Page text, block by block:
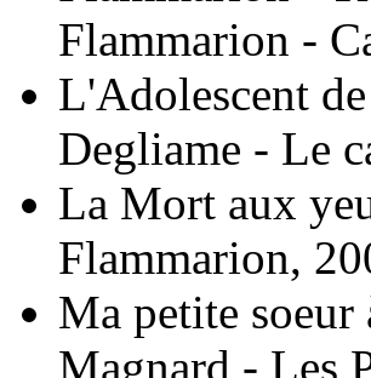
Flammarion -
L'Adolescent
Degliame - Le
La Mort aux
Flammarion,
Ma petite soeur
Magnard - Les